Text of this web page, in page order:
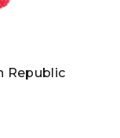
Republic